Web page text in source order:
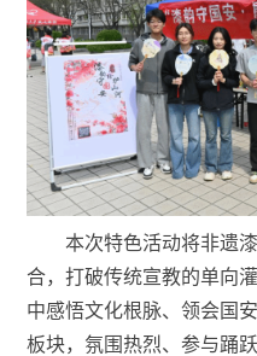
本次特色活动将非遗
合，打破传统宣教的单向
中感悟文化根脉、领会国
板块，氛围热烈、参与踊